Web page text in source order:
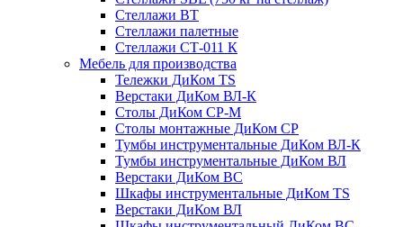
Стеллажи ВТ
Стеллажи палетные
Стеллажи СТ-011 К
Мебель для производства
Тележки ДиКом TS
Верстаки ДиКом ВЛ-К
Столы ДиКом СР-М
Столы монтажные ДиКом СР
Тумбы инструментальные ДиКом ВЛ-К
Тумбы инструментальные ДиКом ВЛ
Верстаки ДиКом ВС
Шкафы инструментальные ДиКом TS
Верстаки ДиКом ВЛ